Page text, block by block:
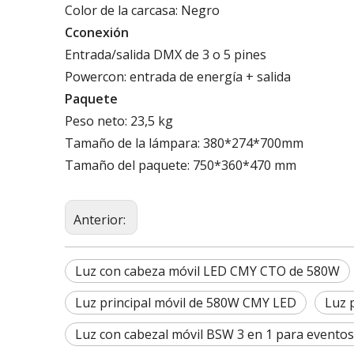
Color de la carcasa: Negro
Cconexión
Entrada/salida DMX de 3 o 5 pines
Powercon: entrada de energía + salida
Paquete
Peso neto: 23,5 kg
Tamaño de la lámpara: 380*274*700mm
Tamaño del paquete: 750*360*470 mm
Anterior:
Luz con cabeza móvil LED CMY CTO de 580W
Luz principal móvil de 580W CMY LED
Luz
Luz con cabezal móvil BSW 3 en 1 para